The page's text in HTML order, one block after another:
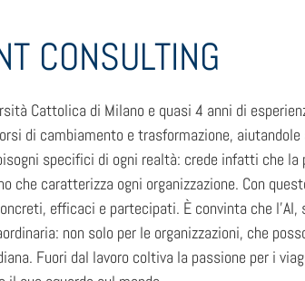
CONSULTING
Cattolica di Milano e quasi 4 anni di
di cambiamento e trasformazione,
specifici di ogni realtà: crede infatti che la
che caratterizza ogni organizzazione. Con
efficaci e partecipati. È convinta che
non solo per le organizzazioni, che
Fuori dal lavoro coltiva la passione per i